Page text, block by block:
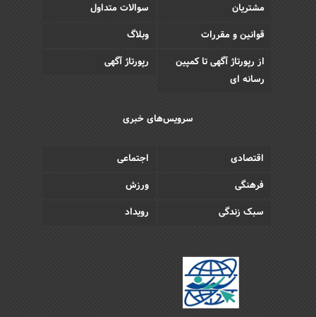
مشتریان
سوالات متداول
قوانین و مقررات
وبلاگ
از رپورتاژ آگهی تا کمپین
رسانه ای
رپورتاژ آگهی
سرویس‌های خبری
اقتصادی
اجتماعی
فرهنگی
ورزش
سبک زندگی
رویداد